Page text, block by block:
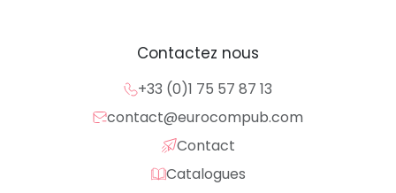
Contactez nous
+33 (0)1 75 57 87 13
contact@eurocompub.com
Contact
Catalogues